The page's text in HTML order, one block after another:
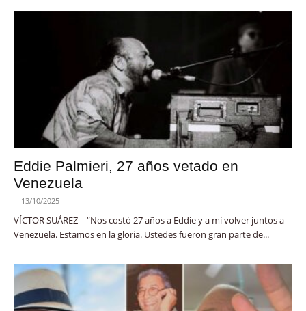
Eddie Palmieri, 27 años vetado en
Venezuela
- 13/10/2025
VÍCTOR SUÁREZ - “Nos costó 27 años a Eddie y a mí volver juntos a
Venezuela. Estamos en la gloria. Ustedes fueron gran parte de...